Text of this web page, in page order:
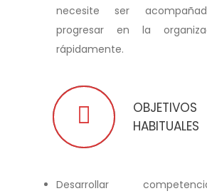
necesite ser
progresar en la
rápidamente.
OBJETIVOS
HABITUALES
Desarrollar